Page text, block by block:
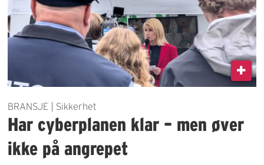
BRANSJE | Sikkerhet
Har cyberplanen klar – men øver
ikke på angrepet